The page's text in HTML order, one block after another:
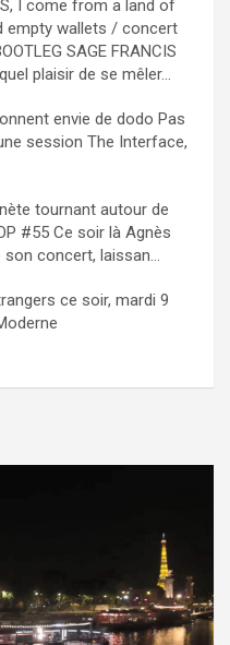
I come from a land of
empty wallets / concert
SAGE FRANCIS
plaisir de se mêler...
envie de dodo Pas
session The Interface,
tournant autour de
#55 Ce soir là Agnès
son concert, laissan...
ce soir, mardi 9